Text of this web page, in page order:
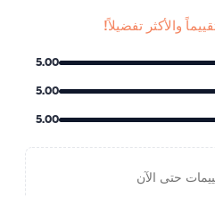
والأكثر تفضيلاً!
5.00
5.00
5.00
حتى الآن